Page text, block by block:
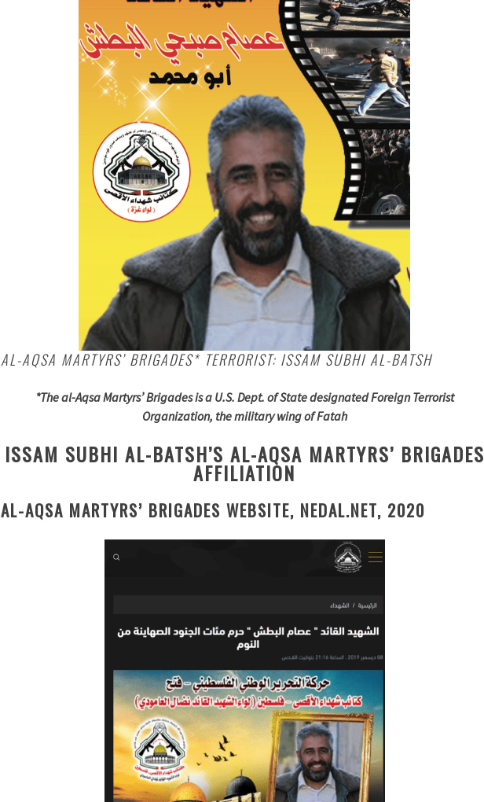
AL-AQSA MARTYRS’ BRIGADES* TERRORIST: ISSAM SUBHI AL-BATSH
*The al-Aqsa Martyrs’ Brigades is a U.S. Dept. of State designated Foreign Terrorist
Organization, the military wing of Fatah
ISSAM SUBHI AL-BATSH’S AL-AQSA MARTYRS’ BRIGADES
AFFILIATION
AL-AQSA MARTYRS’ BRIGADES WEBSITE, NEDAL.NET, 2020